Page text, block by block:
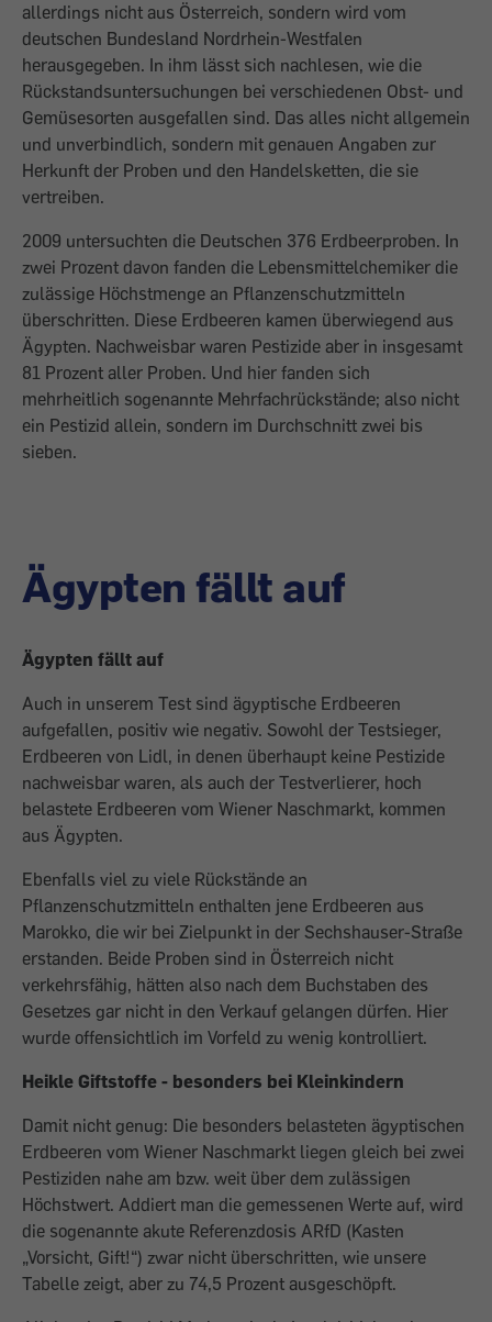
allerdings nicht aus Österreich, sondern wird vom
deutschen Bundesland Nordrhein-Westfalen
herausgegeben. In ihm lässt sich nachlesen, wie die
Rückstandsuntersuchungen bei verschiedenen Obst- und
Gemüsesorten ausgefallen sind. Das alles nicht allgemein
und unverbindlich, sondern mit genauen Angaben zur
Herkunft der Proben und den Handelsketten, die sie
vertreiben.
2009 untersuchten die Deutschen 376 Erdbeerproben. In
zwei Prozent davon fanden die Lebensmittelchemiker die
zulässige Höchstmenge an Pflanzenschutzmitteln
überschritten. Diese Erdbeeren kamen überwiegend aus
Ägypten. Nachweisbar waren Pestizide aber in insgesamt
81 Prozent aller Proben. Und hier fanden sich
mehrheitlich sogenannte Mehrfachrückstände; also nicht
ein Pestizid allein, sondern im Durchschnitt zwei bis
sieben.
Ägypten fällt auf
Ägypten fällt auf
Auch in unserem Test sind ägyptische Erdbeeren
aufgefallen, positiv wie negativ. Sowohl der Testsieger,
Erdbeeren von Lidl, in denen überhaupt keine Pestizide
nachweisbar waren, als auch der Testverlierer, hoch
belastete Erdbeeren vom Wiener Naschmarkt, kommen
aus Ägypten.
Ebenfalls viel zu viele Rückstände an
Pflanzenschutzmitteln enthalten jene Erdbeeren aus
Marokko, die wir bei Zielpunkt in der Sechshauser-Straße
erstanden. Beide Proben sind in Österreich nicht
verkehrsfähig, hätten also nach dem Buchstaben des
Gesetzes gar nicht in den Verkauf gelangen dürfen. Hier
wurde offensichtlich im Vorfeld zu wenig kontrolliert.
Heikle Giftstoffe - besonders bei Kleinkindern
Damit nicht genug: Die besonders belasteten ägyptischen
Erdbeeren vom Wiener Naschmarkt liegen gleich bei zwei
Pestiziden nahe am bzw. weit über dem zulässigen
Höchstwert. Addiert man die gemessenen Werte auf, wird
die sogenannte akute Referenzdosis ARfD (Kasten
„Vorsicht, Gift!“) zwar nicht überschritten, wie unsere
Tabelle zeigt, aber zu 74,5 Prozent ausgeschöpft.